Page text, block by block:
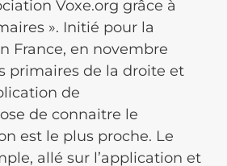
Voxe.org grâce à
». Initié pour la
France, en novembre
primaires de la droite et
de
de connaitre le
est le plus proche. Le
allé sur l’application et